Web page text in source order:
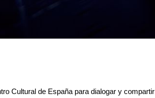
Cultural de España para dialogar y compartir